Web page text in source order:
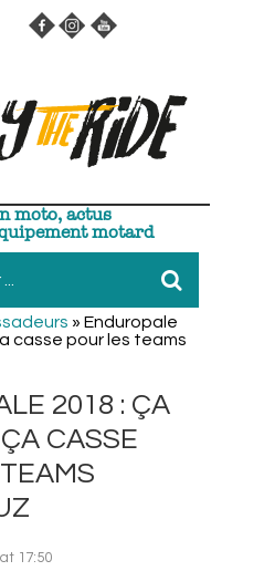
moto, actus
motard
» Enduropale
casse pour les teams
2018 : ÇA
CASSE
17:50